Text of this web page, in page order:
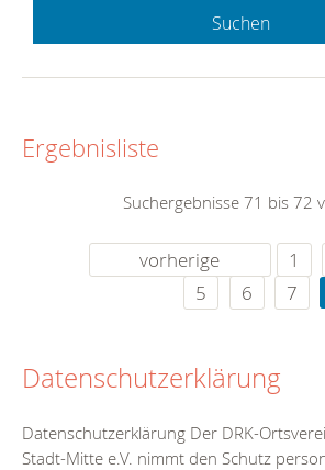
Suchen
Ergebnisliste
Suchergebnisse 71 bis 72
vorherige 1
5
6 7
Datenschutzerklärung
Datenschutzerklärung Der DRK-
Stadt-Mitte e.V. nimmt den Schutz